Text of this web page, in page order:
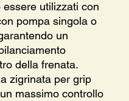
essere utilizzati con
pompa singola o
un
della frenata.
zigrinata per grip
massimo controllo